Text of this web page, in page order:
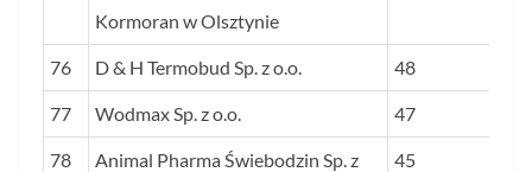
Kormoran w Olsztynie
76 D & H Termobud Sp. z o.o. 48
77 Wodmax Sp. z o.o. 47
78
Animal Pharma Świebodzin Sp. z
45